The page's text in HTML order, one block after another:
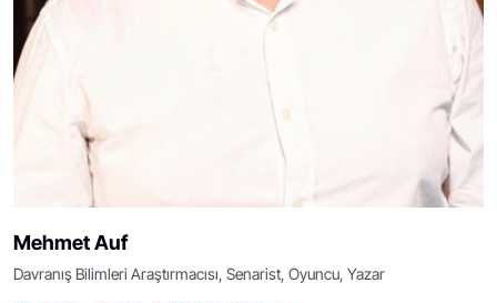
Mehmet Auf
Davranış Bilimleri Araştırmacısı, Senarist, Oyuncu, Yazar